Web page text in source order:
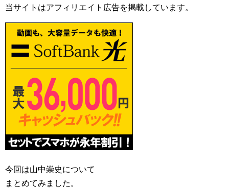
当サイトはアフィリエイト広告を掲載しています。
今回は山中崇史について
まとめてみました。